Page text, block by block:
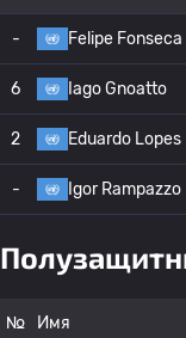
- Felipe Fonseca
6 Iago Gnoatto
2 Eduardo Lopes
- Igor Rampazzo
№ Имя